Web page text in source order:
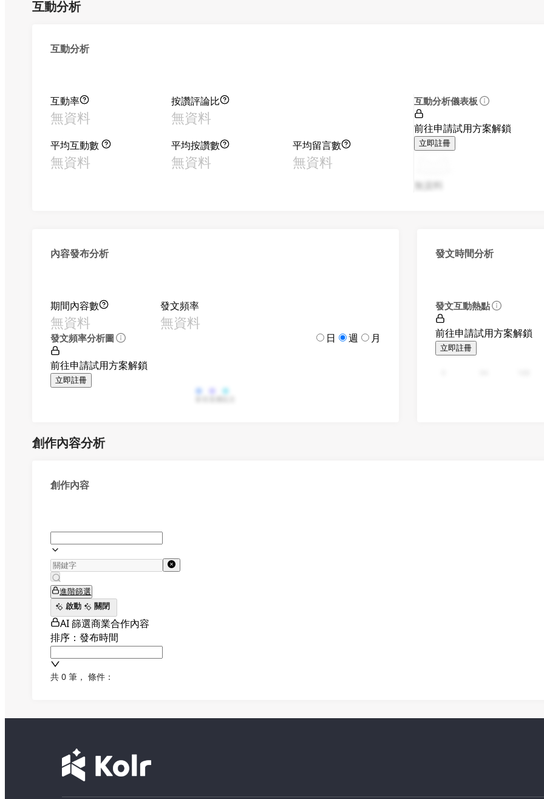
互動分析
互動分析
互動率
無資料
按讚評論比
無資料
平均互動數
無資料
平均按讚數
無資料
平均留言數
無資料
互動分析儀表板
前往申請試用方案解鎖
立即註冊
無資料
內容發布分析
期間內容數
無資料
發文頻率
無資料
發文頻率分析圖 日 週 月
前往申請試用方案解鎖
立即註冊
發文時間分析
發文互動熱點
前往申請試用方案解鎖
立即註冊
創作內容分析
創作內容
進階篩選
啟動
關閉
AI 篩選商業合作內容
排序：發布時間
共 0 筆 ， 條件：